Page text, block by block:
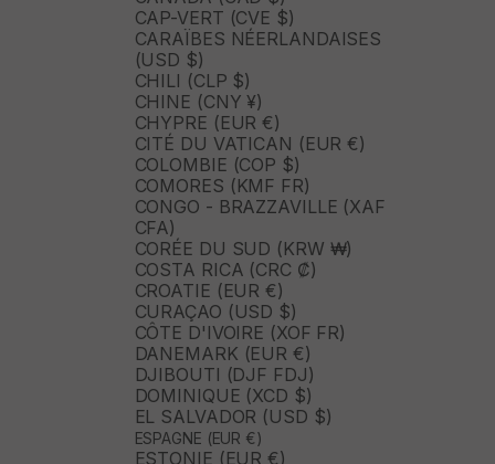
CAP-VERT (CVE $)
CARAÏBES NÉERLANDAISES
(USD $)
CHILI (CLP $)
CHINE (CNY ¥)
CHYPRE (EUR €)
CITÉ DU VATICAN (EUR €)
COLOMBIE (COP $)
COMORES (KMF FR)
CONGO - BRAZZAVILLE (XAF
CFA)
CORÉE DU SUD (KRW ₩)
COSTA RICA (CRC ₡)
CROATIE (EUR €)
CURAÇAO (USD $)
CÔTE D'IVOIRE (XOF FR)
DANEMARK (EUR €)
DJIBOUTI (DJF FDJ)
DOMINIQUE (XCD $)
EL SALVADOR (USD $)
ESPAGNE (EUR €)
ESTONIE (EUR €)